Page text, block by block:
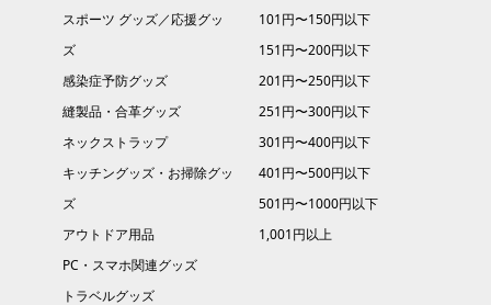
スポーツ グッズ／応援グッ
ズ
感染症予防グッズ
縫製品・合革グッズ
ネックストラップ
キッチングッズ・お掃除グッ
ズ
アウトドア用品
PC・スマホ関連グッズ
トラベルグッズ
101円〜150円以下
151円〜200円以下
201円〜250円以下
251円〜300円以下
301円〜400円以下
401円〜500円以下
501円〜1000円以下
1,001円以上